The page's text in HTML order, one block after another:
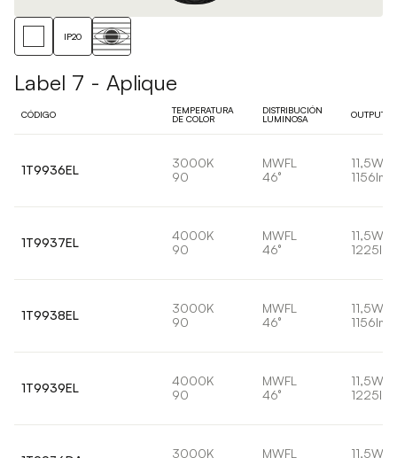
IP20
Label 7 - Aplique
CÓDIGO
TEMPERATURA
DE COLOR
DISTRIBUCIÓN
LUMINOSA
OUTPUT
1T9936EL
3000K
90
MWFL
46°
11,5W
1156lm
1T9937EL
4000K
90
MWFL
46°
11,5W
1225lm
1T9938EL
3000K
90
MWFL
46°
11,5W
1156lm
1T9939EL
4000K
90
MWFL
46°
11,5W
1225lm
3000K
MWFL
11,5W